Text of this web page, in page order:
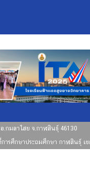
.กมลาไสย จ.กาฬสินธุ์ 46130
ารศึกษาประถมศึกษา กาฬสินธุ์ เข